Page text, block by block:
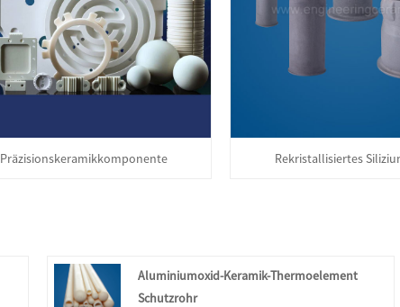
Präzisionskeramikkomponente Rekristallisiertes
Aluminiumoxid-Keramik-Thermoelement
Schutzrohr